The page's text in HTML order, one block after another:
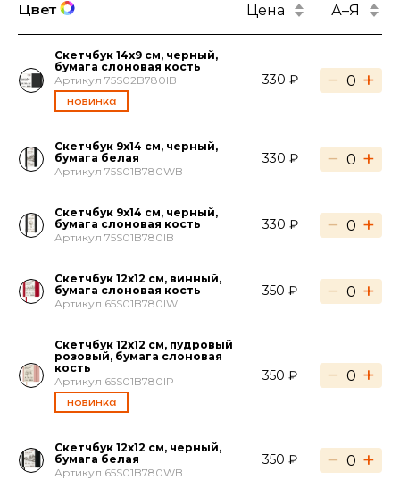
Цвет Цена А–Я
Скетчбук 14x9 см, черный,
бумага слоновая кость
Артикул 75S02B780IB
новинка
330 ₽ − +
Скетчбук 9х14 см, черный,
бумага белая
Артикул 75S01B780WB
330 ₽ − +
Скетчбук 9х14 см, черный,
бумага слоновая кость
Артикул 75S01B780IB
330 ₽ − +
Скетчбук 12х12 см, винный,
бумага слоновая кость
Артикул 65S01B780IW
350 ₽ − +
Скетчбук 12х12 см, пудровый
розовый, бумага слоновая
кость
Артикул 65S01B780IP
новинка
350 ₽ − +
Скетчбук 12х12 см, черный,
бумага белая
Артикул 65S01B780WB
350 ₽ − +